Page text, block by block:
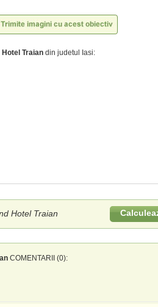
Hotel Traiandin judetul Iasi:
Hotel Traian
COMENTARII (0):